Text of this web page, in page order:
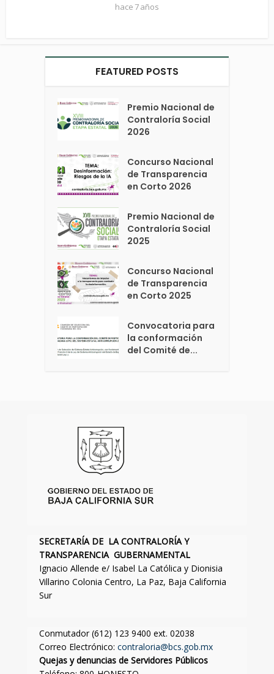
hace 7 años
FEATURED POSTS
Premio Nacional de
Contraloría Social
2026
Concurso Nacional
de Transparencia
en Corto 2026
Premio Nacional de
Contraloría Social
2025
Concurso Nacional
de Transparencia
en Corto 2025
Convocatoria para
la conformación
del Comité de...
SECRETARÍA DE LA CONTRALORÍA Y
TRANSPARENCIA GUBERNAMENTAL
Ignacio Allende e/ Isabel La Católica y Dionisia
Villarino Colonia Centro, La Paz, Baja California
Sur
Conmutador (612) 123 9400 ext. 02038
Correo Electrónico: contraloria@bcs.gob.mx
Quejas y denuncias de Servidores Públicos